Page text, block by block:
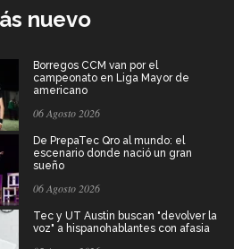
nuevo
Borregos CCM van por el
campeonato en Liga Mayor de
americano
06 Agosto 2026
De PrepaTec Qro al mundo: el
escenario donde nació un gran
sueño
06 Agosto 2026
Tec y UT Austin buscan "devolver la
voz" a hispanohablantes con afasia